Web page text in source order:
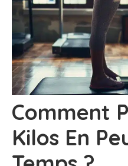
Comment
Kilos En